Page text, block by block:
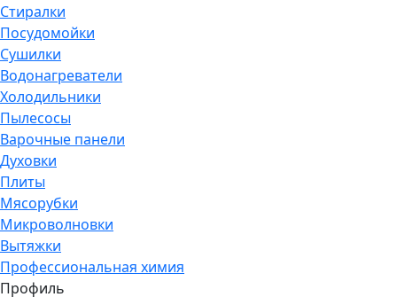
Стиралки
Посудомойки
Сушилки
Водонагреватели
Холодильники
Пылесосы
Варочные панели
Духовки
Плиты
Мясорубки
Микроволновки
Вытяжки
Профессиональная химия
Профиль